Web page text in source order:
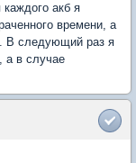
акб я
времени, а
В следующий раз я
а в случае